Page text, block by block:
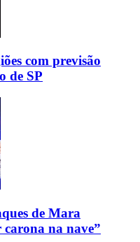
com previsão
de SP
de Mara
na nave”